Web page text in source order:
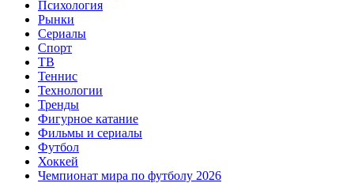
Психология
Рынки
Сериалы
Спорт
ТВ
Теннис
Технологии
Тренды
Фигурное катание
Фильмы и сериалы
Футбол
Хоккей
Чемпионат мира по футболу 2026